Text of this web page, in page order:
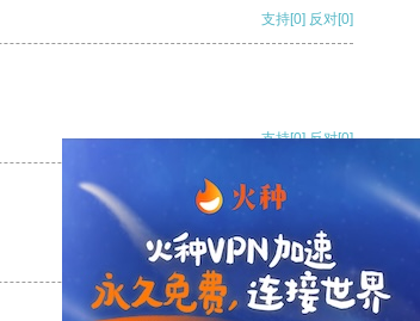
支持[0] 反对[0]
支持[0] 反对[0]
支持[0] 反对